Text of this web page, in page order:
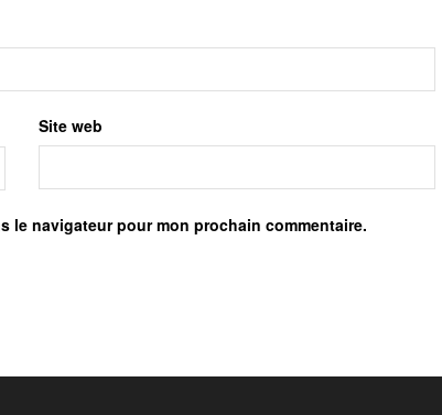
Site web
le navigateur pour mon prochain commentaire.